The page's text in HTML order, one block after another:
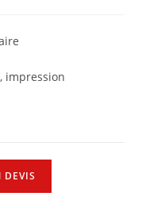
impression
DEVIS